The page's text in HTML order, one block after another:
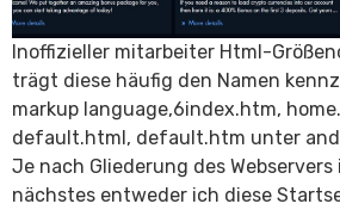
Inoffizieller mitarbeiter Html-
trägt diese häufig den Namen
markup language,6index.htm,
default.html, default.htm unter
Je nach Gliederung des
nächstes entweder ich diese